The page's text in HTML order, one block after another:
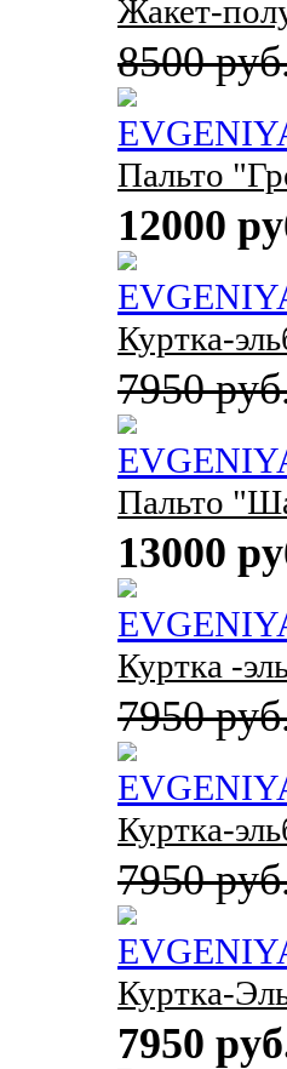
Жакет-
8500
Пальто
12000
Куртка-
7950
Пальто
13000
Куртка -
7950
Куртка-
7950
Куртка-
7950